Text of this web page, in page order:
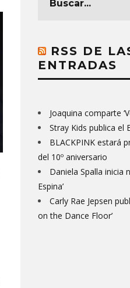
RSS DE
ENTRADAS
Joaquina comparte
Stray Kids publica el
BLACKPINK estará
del 10º aniversario
Daniela Spalla inicia
Espina’
Carly Rae Jepsen
on the Dance Floor’